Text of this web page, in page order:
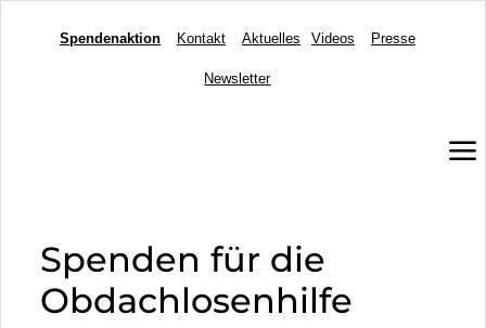
Spendenaktion Kontakt Aktuelles Videos Presse
Newsletter
a
Spenden für die
Obdachlosenhilfe